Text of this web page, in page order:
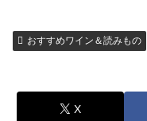
おすすめワイン＆読みもの
X